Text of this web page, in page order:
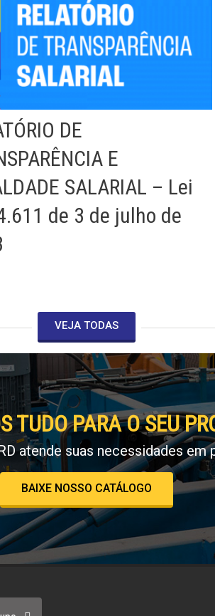
DE
E
SALARIAL – Lei
de 3 de julho de
VEJA TODAS
TUDO PARA O SEU
atende suas necessidades
BAIXE NOSSO CATÁLOGO